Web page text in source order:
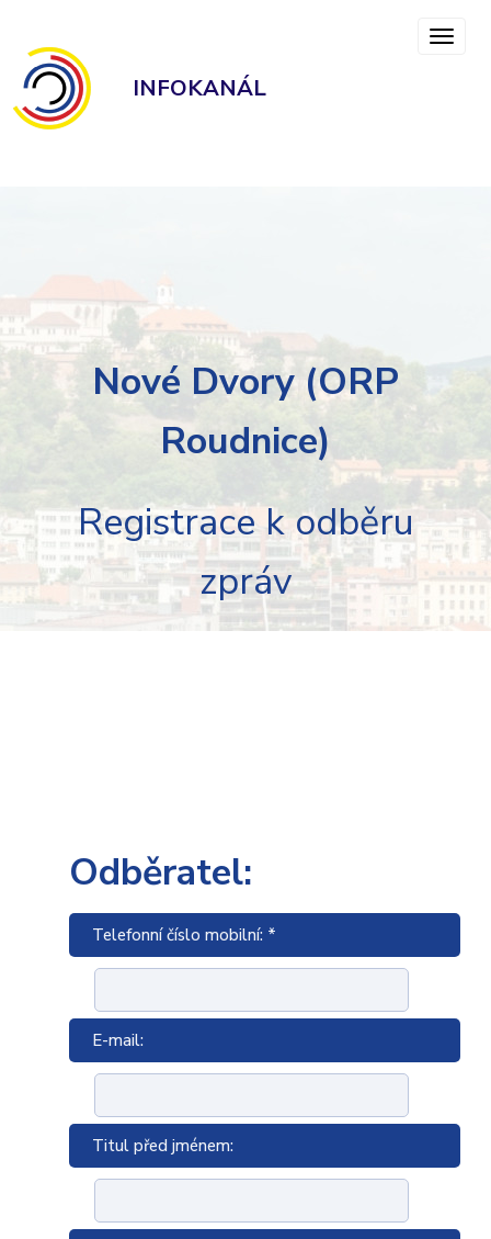
INFOKANÁL
Nové Dvory (ORP
Roudnice)
Registrace k odběru
zpráv
Odběratel:
Telefonní číslo mobilní: *
E-mail:
Titul před jménem: